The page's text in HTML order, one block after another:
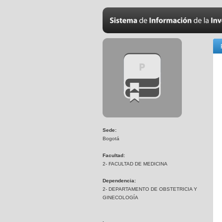
Sede:
Bogotá
Facultad:
2- FACULTAD DE MEDICINA
Dependencia:
2- DEPARTAMENTO DE OBSTETRICIA Y
GINECOLOGÍA